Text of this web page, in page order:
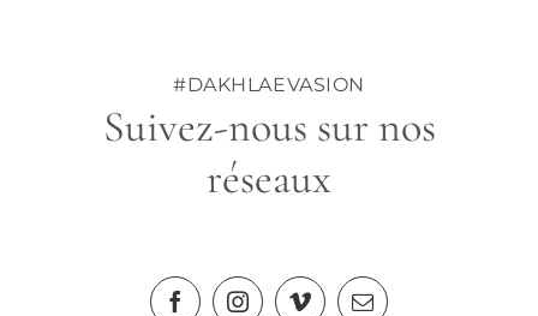
#DAKHLAEVASION
Suivez-nous sur nos
réseaux